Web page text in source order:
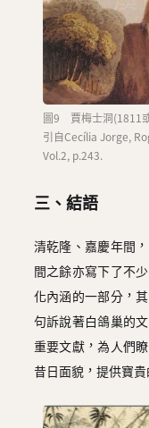
圖9 賈梅士洞(1811
引自Cecília Jorge,
Vol.2, p.243.
三、結語
清乾隆、嘉慶年間
間之餘亦寫下了不
化內涵的一部分，
句訴說著白鴿巢的
重要文獻，為人們
昔日面貌，提供寶貴